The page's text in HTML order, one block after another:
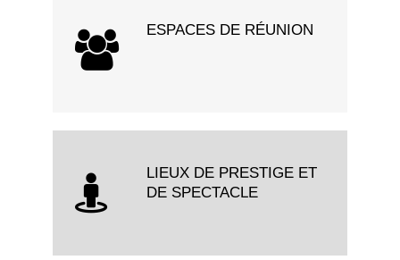
ESPACES DE RÉUNION
LIEUX DE PRESTIGE ET
DE SPECTACLE